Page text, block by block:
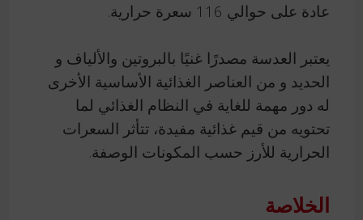
عادة على حوالي 116 سعرة حرارية.
يعتبر العدسة مصدرًا غنيًا بالبروتين والألياف و
الحديد و من العناصر الغذائية الأساسية الأخرى
له دور مهمة للغاية في النظام الغذائي لما
تحتويه من قيم غذائية مفيدة، تتأثر السعرات
الحرارية للأرز حسب المكونات الوصفة.
الخلاصة